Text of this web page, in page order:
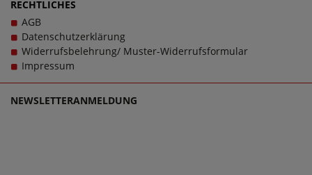
RECHTLICHES
AGB
Datenschutzerklärung
Widerrufsbelehrung/ Muster-Widerrufsformular
Impressum
NEWSLETTERANMELDUNG